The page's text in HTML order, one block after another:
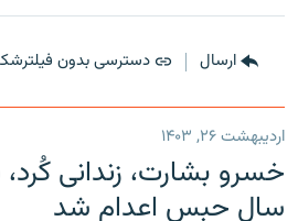
ارسال دسترسی بدون
اردیبهشت ۲۶, ۱۴۰۳
سال حبس اعدام شد